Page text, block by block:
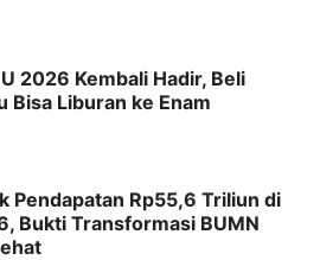
2026 Kembali Hadir, Beli
Bisa Liburan ke Enam
Pendapatan Rp55,6 Triliun di
Bukti Transformasi BUMN